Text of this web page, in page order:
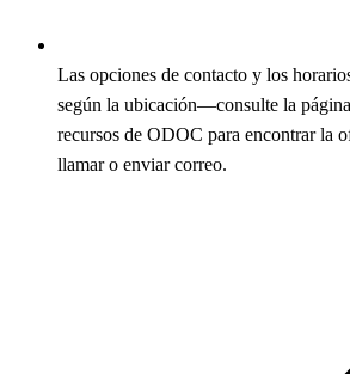
Las opciones de contacto y los
según la ubicación—consulte la
recursos de ODOC para encontrar la
llamar o enviar correo.